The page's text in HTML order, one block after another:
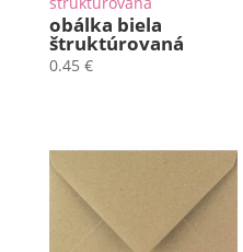
obálka biela
štruktúrovaná
0.45 €